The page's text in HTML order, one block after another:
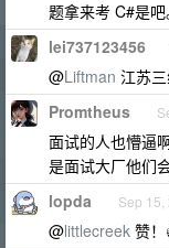
题拿来考 C#是吧
lei737123456
@Liftman 江苏三
Promtheus
面试的人也懵逼
是面试大厂他们
lopda Sep 15,
@littlecreek 赞